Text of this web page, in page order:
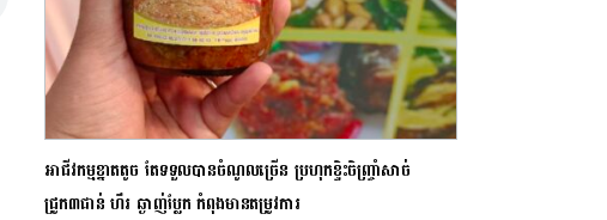
អាជីវកម្មខ្នាតតូច តែទទួលបានចំណូលច្រើន ប្រហុកខ្ទិះចិញ្ច្រាំសាច់
ជ្រូក៣ជាន់ ហឹរ ឆ្ងាញ់ប្លែក កំពុងមានតម្រូវការ